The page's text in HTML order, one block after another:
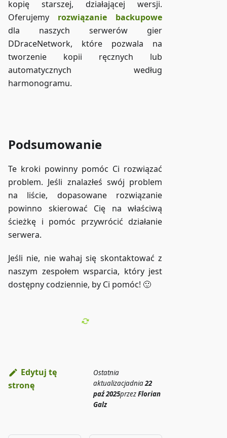
kopię starszej, działającej wersji.
Oferujemy rozwiązanie backupowe
dla naszych serwerów gier
DDraceNetwork, które pozwala na
tworzenie kopii ręcznych lub
automatycznych według
harmonogramu.
Podsumowanie
Te kroki powinny pomóc Ci rozwiązać
problem. Jeśli znalazłeś swój problem
na liście, dopasowane rozwiązanie
powinno skierować Cię na właściwą
ścieżkę i pomóc przywrócić działanie
serwera.
Jeśli nie, nie wahaj się skontaktować z
naszym zespołem wsparcia, który jest
dostępny codziennie, by Ci pomóc! 🙂
Edytuj tę
stronę
Ostatnia
aktualizacjadnia22
paź 2025przezFlorian
Galz